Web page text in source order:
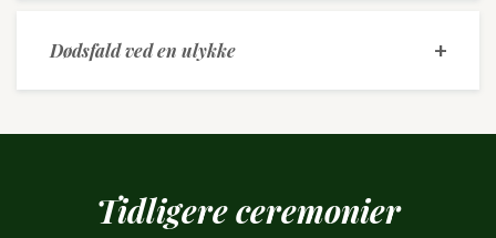
Dødsfald ved en ulykke
Tidligereceremonier